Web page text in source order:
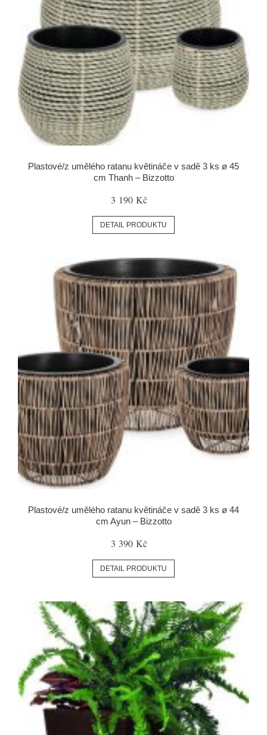
Plastové/z umělého ratanu květináče v sadě 3 ks ø 45
cm Thanh – Bizzotto
3 190 Kč
DETAIL PRODUKTU
Plastové/z umělého ratanu květináče v sadě 3 ks ø 44
cm Ayun – Bizzotto
3 390 Kč
DETAIL PRODUKTU